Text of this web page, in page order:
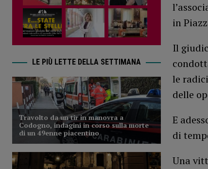
in
Il
le
delle
E
di
Una
LE PIÙ LETTE DELLA SETTIMANA